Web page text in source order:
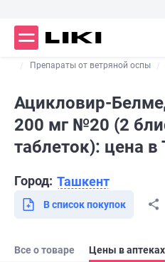
Препараты от ветряной оспы
Ацикловир-
200 мг №20 (2
таблеток): цена в
Город: Ташкент
В список покупок
Все о товаре Цены в аптеках